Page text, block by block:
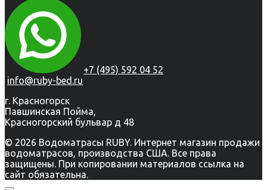
+7 (495) 592 04 52
info@ruby-bed.ru
г. Красногорск
Павшинская Пойма,
Красногорский бульвар д 48
© 2026 Водоматрасы RUBY. Интернет магазин продажи
водоматрасов, производства США. Все права
защищены. При копировании материалов ссылка на
сайт обязательна.